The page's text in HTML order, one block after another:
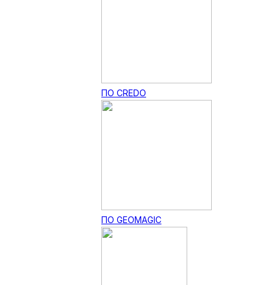
ПО CREDO
ПО GEOMAGIC